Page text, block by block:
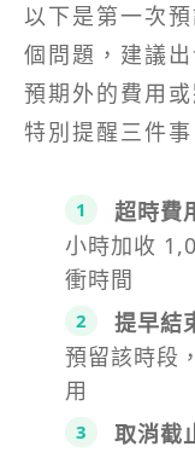
以下是第一次
個問題，建議
預期外的費用或
特別提醒三件事
超時費
小時加收
衝時間
提早結
預留該時段
用
取消截